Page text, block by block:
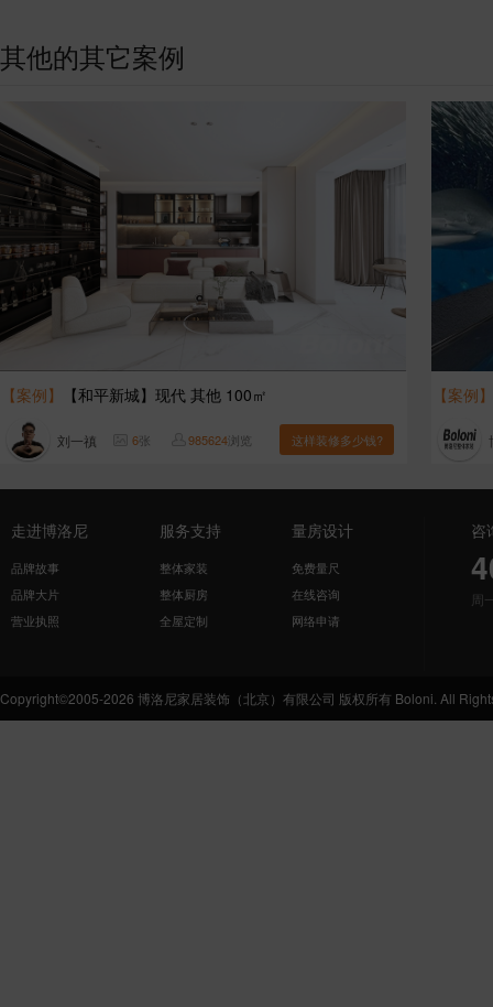
其他的其它案例
【案例】 【和平新城】现代 其他 100㎡
刘一禛 6张 985624浏览 这样装修多少钱?
【案例】
走进博洛尼
品牌故事
品牌大片
营业执照
服务支持
整体家装
整体厨房
全屋定制
量房设计
免费量尺
在线咨询
网络申请
咨
周
Copyright©2005-2026 博洛尼家居装饰（北京）有限公司 版权所有 Boloni. All